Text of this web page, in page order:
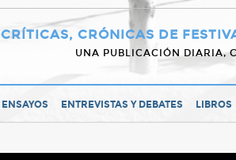
CRÍTICAS, CRÓNICAS DE
UNA PUBLICACIÓN DIARIA,
ENSAYOS ENTREVISTAS Y DEBATES LIBROS